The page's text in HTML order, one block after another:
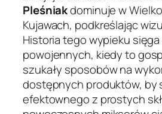
Pleśniakdominuje w
Kujawach, podkreślając
Historia tego wypieku
powojennych, kiedy to
szukały sposobów na
dostępnych produktów, by
efektownego z prostych